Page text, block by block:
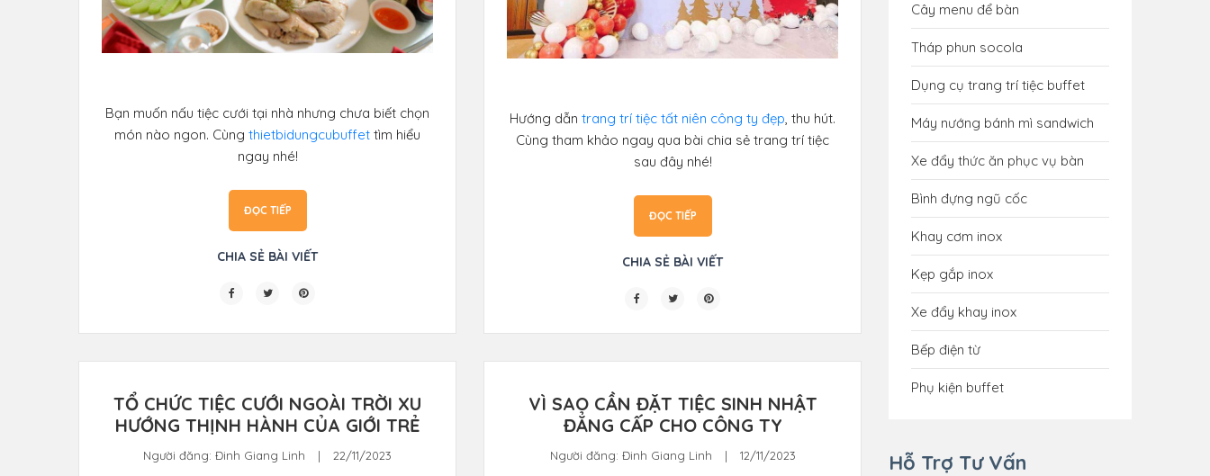
Bạn muốn nấu tiệc cưới tại nhà nhưng chưa biết chọn
món nào ngon. Cùng thietbidungcubuffet tìm hiểu
ngay nhé!
ĐỌC TIẾP
CHIA SẺ BÀI VIẾT
Hướng dẫn trang trí tiệc tất niên công ty đẹp, thu hút.
Cùng tham khảo ngay qua bài chia sẻ trang trí tiệc
sau đây nhé!
ĐỌC TIẾP
CHIA SẺ BÀI VIẾT
TỔ CHỨC TIỆC CƯỚI NGOÀI TRỜI XU
HƯỚNG THỊNH HÀNH CỦA GIỚI TRẺ
Người đăng: Đinh Giang Linh | 22/11/2023
VÌ SAO CẦN ĐẶT TIỆC SINH NHẬT
ĐẲNG CẤP CHO CÔNG TY
Người đăng: Đinh Giang Linh | 12/11/2023
Cây menu để bàn
Tháp phun socola
Dụng cụ trang trí tiệc buffet
Máy nướng bánh mì sandwich
Xe đẩy thức ăn phục vụ bàn
Bình đựng ngũ cốc
Khay cơm inox
Kẹp gắp inox
Xe đẩy khay inox
Bếp điện từ
Phụ kiện buffet
Hỗ Trợ Tư Vấn